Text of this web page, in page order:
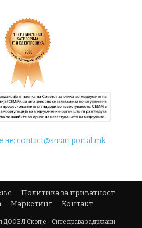
не:contact@smartportal.mk
Политика за приватност
Маркетинг Контакт
ДООЕЛ Скопје - Сите права задржани